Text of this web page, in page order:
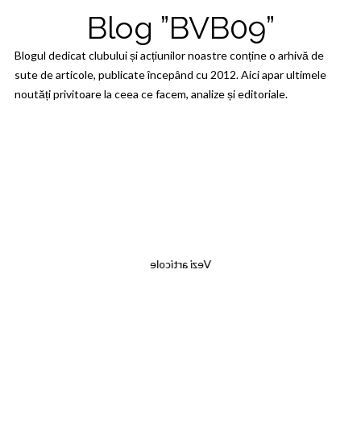
Blog ”BVB09”
Blogul dedicat clubului și acțiunilor noastre conține o arhivă de
sute de articole, publicate începând cu 2012. Aici apar ultimele
noutăți privitoare la ceea ce facem, analize și editoriale.
Vezi articole